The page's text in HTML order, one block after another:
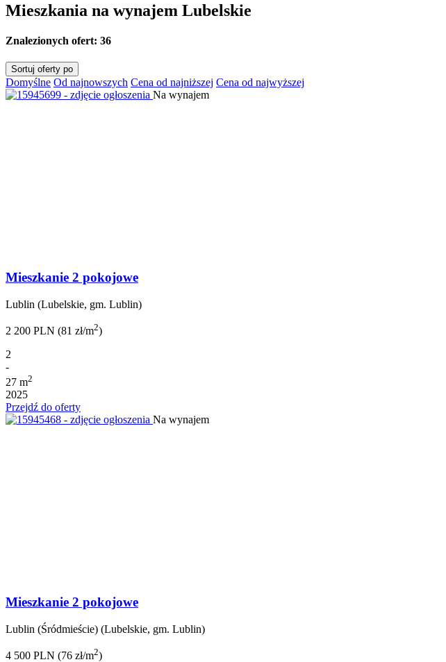
Mieszkania na wynajem Lubelskie
Znalezionych ofert: 36
Sortuj oferty po
Domyślne Od najnowszych Cena od najniższej Cena od najwyższej
Na wynajem
Mieszkanie 2 pokojowe
Lublin (Lubelskie, gm. Lublin)
2 200 PLN (81 zł/m2)
2
-
27 m2
2025
Przejdź do oferty
Na wynajem
Mieszkanie 2 pokojowe
Lublin (Śródmieście) (Lubelskie, gm. Lublin)
4 500 PLN (76 zł/m2)